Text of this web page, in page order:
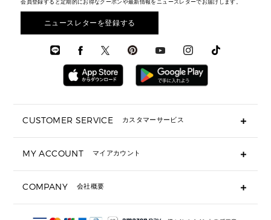
アクセサリー
メンズ バッグ
メンズ 財布・小物
メンズ シューズ
メンズ ウェア
メンズ 時計・その他
メンズ財布・小物
メンズアクセサリー
メンズウェア
3 IN 1 / 2 IN 1 バッグ
▶ メンズすべて
▶ バッグすべて
通勤・通学アイテム
3 IN 1 バッグ
ミニ財布・フラグメントケース
▶ 小物すべて
定期ケース・カードケース・名刺入れ
サンダル
時計・ジュエリー
アクセサリー
エディターレビュー
会員登録すると定期的にお得なクーポンや最新情報をニュースレターでお届けします。
ニュースレターを登録する
CUSTOMER SERVICE カスタマーサービス
ギフト用にラッピングができますか？
ショッピングバッグを購入商品分送ってもらえますか？
注文後に完了メールが受信できないのですが？
MY ACCOUNT マイアカウント
COMPANY 会社概要